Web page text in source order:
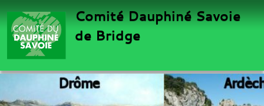
Comité Dauphiné Savoie
de Bridge
Panneau de gestion des cookies